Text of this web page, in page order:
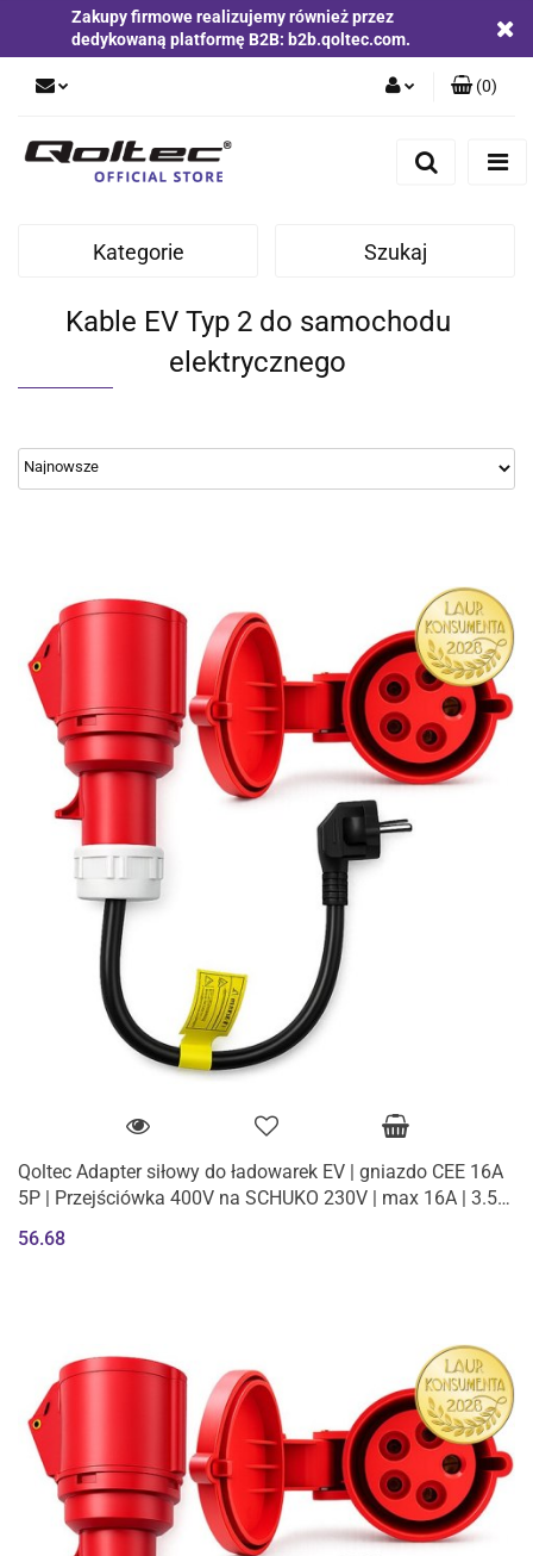
Zakupy firmowe realizujemy również przez
dedykowaną platformę B2B: b2b.qoltec.com.
Zgody cookies
(0)
Kategorie Szukaj
Kable EV Typ 2 do samochodu
elektrycznego
Qoltec Adapter siłowy do ładowarek EV | gniazdo CEE 16A
5P | Przejściówka 400V na SCHUKO 230V | max 16A | 3.5
56.68